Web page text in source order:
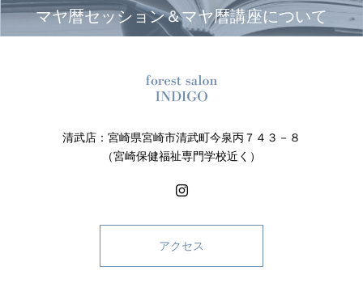
マヤ暦セッション＆マヤ暦講座について
清武店：宮崎県宮崎市清武町今泉丙７４３－８
（宮崎保健福祉専門学校近く）
アクセス